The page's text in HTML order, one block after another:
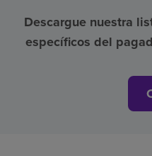
Descargue nuestra
específicos del